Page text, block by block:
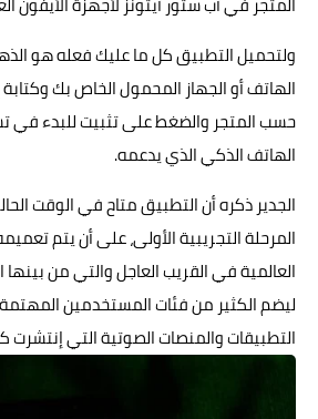
ولتحميل التطبيق كل ما عليك فعله هو
حسب المتجر والضغط على تثبيت للبدء في
الهاتف الذكي الذي يدعمه.
الجدير ذكره أن التطبيق متاح في الوقت
المرحلة التجريبية الأولى، على أن يتم
العالمية في القريب العاجل والتي من بينها
ليضم الكثير من فئات المستخدمين
التطبيقات والمنصات الصوتية التي إنتشرت